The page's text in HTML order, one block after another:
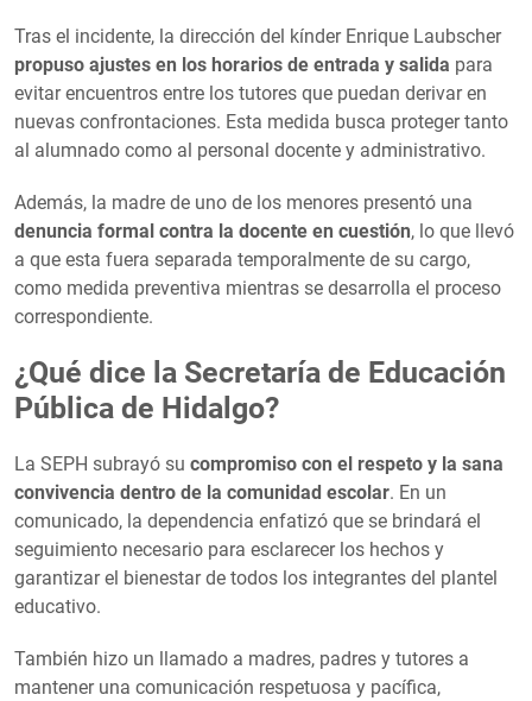
Tras el incidente, la dirección del kínder Enrique Laubscher
propuso ajustes en los horarios de entrada y salida para
evitar encuentros entre los tutores que puedan derivar en
nuevas confrontaciones. Esta medida busca proteger tanto
al alumnado como al personal docente y administrativo.
Además, la madre de uno de los menores presentó una
denuncia formal contra la docente en cuestión, lo que llevó
a que esta fuera separada temporalmente de su cargo,
como medida preventiva mientras se desarrolla el proceso
correspondiente.
¿Qué dice la Secretaría de Educación
Pública de Hidalgo?
La SEPH subrayó su compromiso con el respeto y la sana
convivencia dentro de la comunidad escolar. En un
comunicado, la dependencia enfatizó que se brindará el
seguimiento necesario para esclarecer los hechos y
garantizar el bienestar de todos los integrantes del plantel
educativo.
También hizo un llamado a madres, padres y tutores a
mantener una comunicación respetuosa y pacífica,